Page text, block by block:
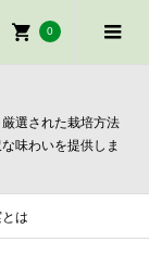
0
選された栽培方法
味わいを提供しま
は